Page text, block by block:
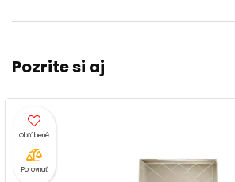
Pozrite si aj
Porovnať